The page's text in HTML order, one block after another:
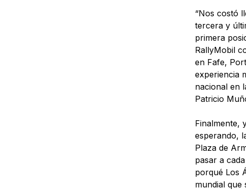
“Nos costó
tercera y
primera
RallyMobil
en Fafe,
experiencia
nacional en
Patricio
Finalmente,
esperando,
Plaza de
pasar a
porqué Los
mundial que